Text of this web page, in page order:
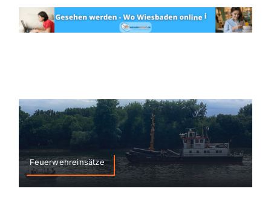
Feuerwehreinsätze